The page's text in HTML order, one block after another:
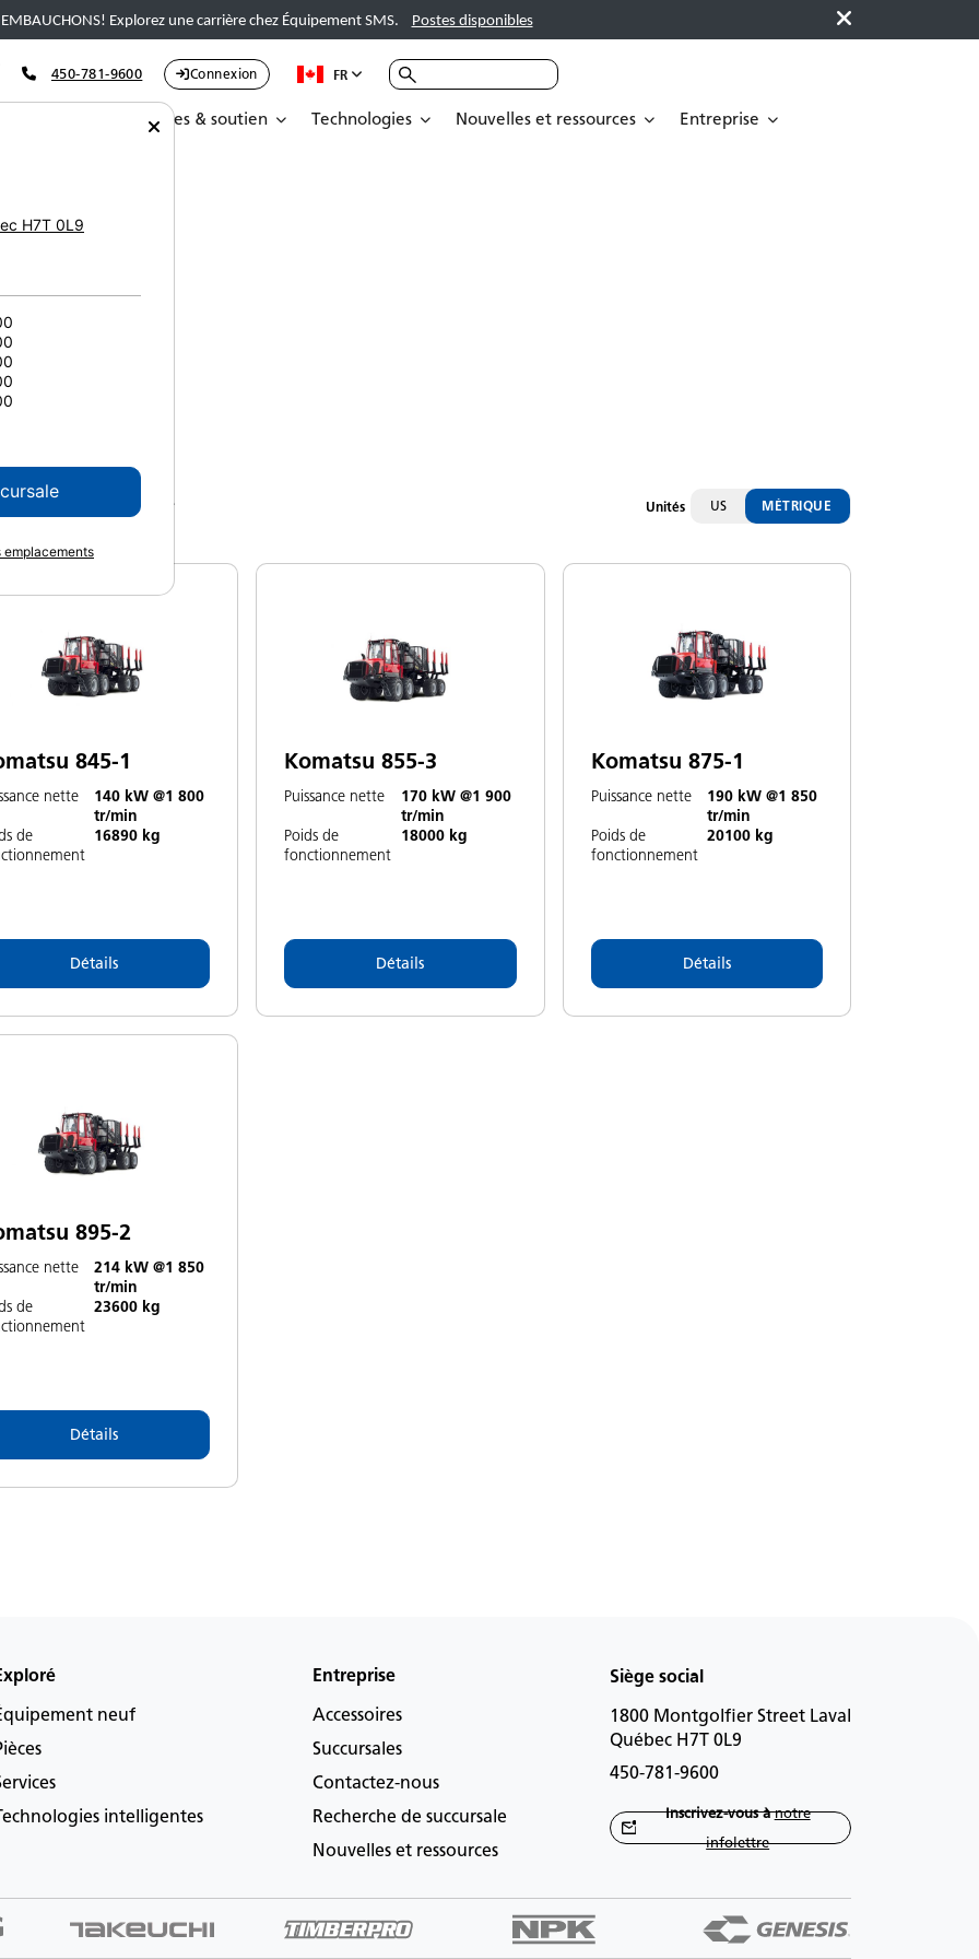
Explorez une carrière chez Équipement SMS. Postes disponibles
450-781-9600 Connexion FR
Services & soutien Technologies Nouvelles et ressources Entreprise
: Recommandé Unités US MÉTRIQUE
845-1
nette
140 kW @1 800
tr/min
de
16890 kg
Détails
Komatsu 855-3
Puissance nette
170 kW @1 900
tr/min
Poids de
fonctionnement
18000 kg
Détails
Komatsu 875-1
Puissance nette
190 kW @1 850
tr/min
Poids de
fonctionnement
20100 kg
Détails
895-2
nette
214 kW @1 850
tr/min
de
23600 kg
Détails
neuf
intelligentes
Entreprise
Accessoires
Succursales
Contactez-nous
Recherche de succursale
Nouvelles et ressources
Siège social
1800 Montgolfier Street Laval
Québec H7T 0L9
450-781-9600
Inscrivez-vous ànotre
infolettre
H7T 0L9
emplacements